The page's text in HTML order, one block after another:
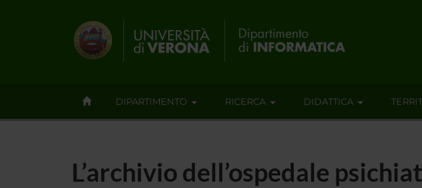
DIPARTIMENTO RICERCA DIDATTICA
L’archivio dell’ospedale